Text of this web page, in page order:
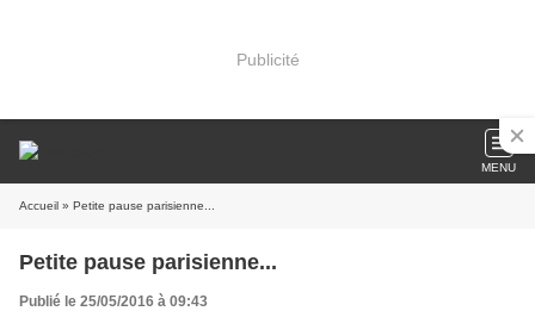
Publicité
MENU
Accueil » Petite pause parisienne...
Petite pause parisienne...
Publié le 25/05/2016 à 09:43